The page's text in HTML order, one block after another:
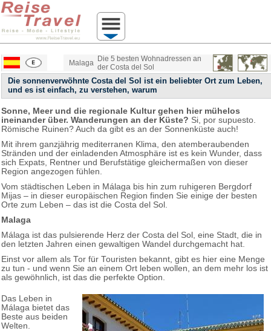
Malaga Die 5 besten Wohnadressen an
der Costa del Sol
Die sonnenverwöhnte Costa del Sol ist ein beliebter Ort zum Leben,
und es ist einfach, zu verstehen, warum
Sonne, Meer und die regionale Kultur gehen hier mühelos
ineinander über. Wanderungen an der Küste? Si, por supuesto.
Römische Ruinen? Auch da gibt es an der Sonnenküste auch!
Mit ihrem ganzjährig mediterranen Klima, den atemberaubenden
Stränden und der einladenden Atmosphäre ist es kein Wunder, dass
sich Expats, Rentner und Berufstätige gleichermaßen von dieser
Region angezogen fühlen.
Vom städtischen Leben in Málaga bis hin zum ruhigeren Bergdorf
Mijas – in dieser europäischen Region finden Sie einige der besten
Orte zum Leben – das ist die Costa del Sol.
Malaga
Málaga ist das pulsierende Herz der Costa del Sol, eine Stadt, die in
den letzten Jahren einen gewaltigen Wandel durchgemacht hat.
Einst vor allem als Tor für Touristen bekannt, gibt es hier eine Menge
zu tun - und wenn Sie an einem Ort leben wollen, an dem mehr los ist
als gewöhnlich, ist das die perfekte Option.
Das Leben in
Málaga bietet das
Beste aus beiden
Welten.